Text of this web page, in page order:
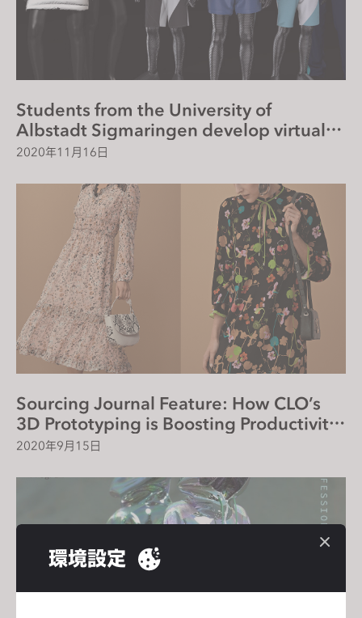
Students from the University of
Albstadt Sigmaringen develop virtual
clothing collection in Cooperation with
2020年11月16日
Sourcing Journal Feature: How CLO’s
3D Prototyping is Boosting Productivity
for One Brand
2020年9月15日
環境設定